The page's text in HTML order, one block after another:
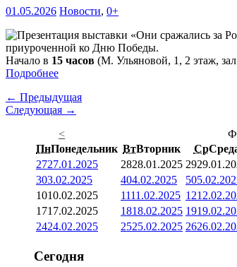
01.05.2026 Новости, 0+
приуроченной ко Дню Победы.
Начало в 15 часов (М. Ульяновой, 1, 2 этаж,
Подробнее
← Предыдущая
Следующая →
<
ПнПонедельник ВтВторник Ср
2727.01.2025 2828.01.2025 29
303.02.2025 404.02.2025 5
1010.02.2025 1111.02.2025 12
1717.02.2025 1818.02.2025 19
2424.02.2025 2525.02.2025 26
Сегодня